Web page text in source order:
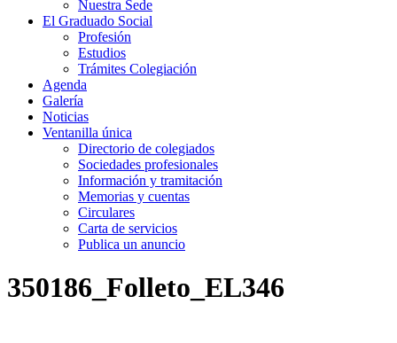
Nuestra Sede
El Graduado Social
Profesión
Estudios
Trámites Colegiación
Agenda
Galería
Noticias
Ventanilla única
Directorio de colegiados
Sociedades profesionales
Información y tramitación
Memorias y cuentas
Circulares
Carta de servicios
Publica un anuncio
350186_Folleto_EL346